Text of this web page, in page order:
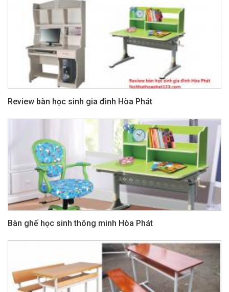
Review bàn học sinh gia đình Hòa Phát
Bàn ghế học sinh thông minh Hòa Phát